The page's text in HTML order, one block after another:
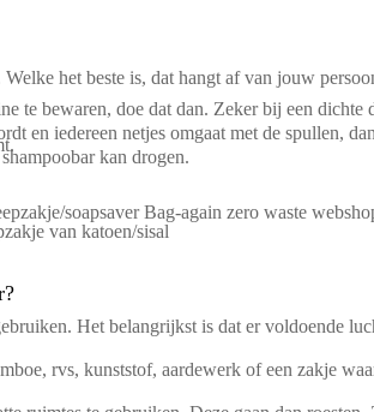
het beste is, dat hangt af van jouw
te bewaren, doe dat dan. Zeker bij een
en iedereen netjes omgaat met de spullen,
kan drogen.
van katoen/sisal
Het belangrijkst is dat er voldoende
rvs, kunststof, aardewerk of een zakje